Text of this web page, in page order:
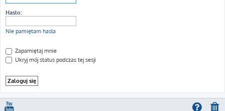
Hasło:
Nie pamiętam hasła
Zapamiętaj mnie
Ukryj mój status podczas tej sesji